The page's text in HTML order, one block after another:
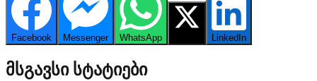
Facebook Messenger WhatsApp LinkedIn
მსგავსი სტატიები